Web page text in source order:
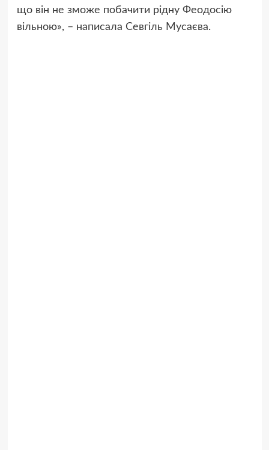
що він не зможе побачити рідну Феодосію
вільною», – написала Севгіль Мусаєва.